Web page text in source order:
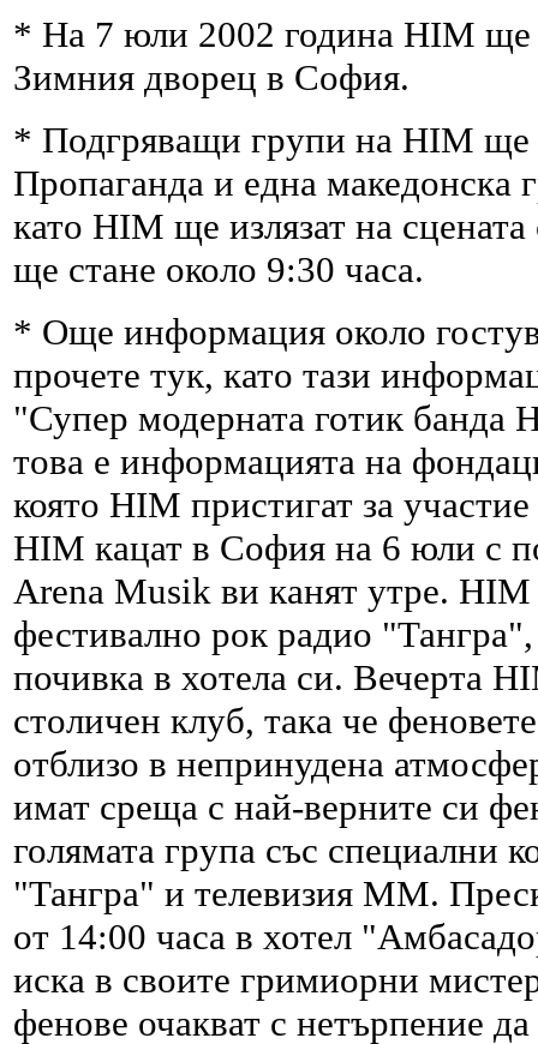
* На 7 юли 2002 година HIM ще
Зимния дворец в София.
* Подгряващи групи на HIM
Пропаганда и една македонска
като HIM ще излязат на
ще стане около 9:30 часа.
* Още информация около
прочете тук, като тази
"Супер модерната готик банда
това е информацията на
която HIM пристигат за
HIM кацат в София на 6 юли с
Arena Musik ви канят утре.
фестивално рок радио
почивка в хотела си. Вечерта
столичен клуб, така че
отблизо в непринудена
имат среща с най-верните си
голямата група със специални
"Тангра" и телевизия ММ.
от 14:00 часа в хотел
иска в своите гримиорни
фенове очакват с нетърпение